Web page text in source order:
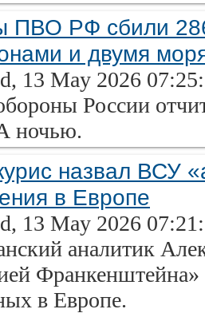
ПВО РФ сбили
и двумя
13 May 2026
России
ночью.
назвал ВСУ
в Европе
13 May 2026
аналитик
Франкенштейна»
в Европе.